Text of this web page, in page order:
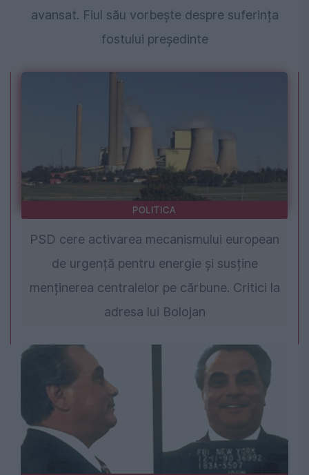
avansat. Fiul său vorbește despre suferința
fostului președinte
POLITICA
PSD cere activarea mecanismului european
de urgență pentru energie și susține
menținerea centralelor pe cărbune. Critici la
adresa lui Bolojan